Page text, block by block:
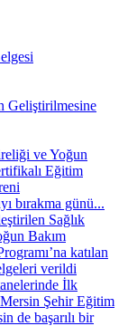
Geliştirilmesine
ve Yoğun
Eğitim
bırakma günü...
Sağlık
Bakım
katılan
verildi
İlk
Şehir Eğitim
de başarılı bir